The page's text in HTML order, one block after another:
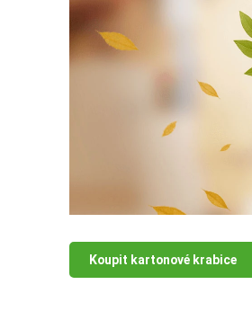
Koupit kartonové krabice